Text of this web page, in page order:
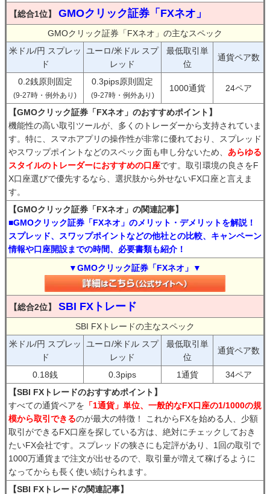
【総合1位】 GMOクリック証券「FXネオ」
GMOクリック証券「FXネオ」の主なスペック
米ドル/円 スプレッ
ド
ユーロ/米ドル スプ
レッド
最低取引単
位
通貨ペア数
0.2銭原則固定
(9-27時・例外あり)
0.3pips原則固定
(9-27時・例外あり)
1000通貨 24ペア
【GMOクリック証券「FXネオ」のおすすめポイント】
機能性の高い取引ツールが、多くのトレーダーから支持されていま
す。特に、スマホアプリの操作性が非常に優れており、スプレッド
やスワップポイントなどのスペック面も申し分ないため、 あらゆる
スタイルのトレーダーにおすすめの口座です。取引環境の良さをF
X口座選びで優先するなら、選択肢から外せないFX口座と言えま
す。
【GMOクリック証券「FXネオ」の関連記事】
■GMOクリック証券「FXネオ」のメリット・デメリットを解説！
スプレッド、スワップポイントなどの他社との比較、キャンペーン
情報や口座開設までの時間、必要書類も紹介！
▼GMOクリック証券「FXネオ」▼
【総合2位】 SBI FXトレード
SBI FXトレードの主なスペック
米ドル/円 スプレッ
ド
ユーロ/米ドル スプ
レッド
最低取引単
位
通貨ペア数
0.18銭 0.3pips 1通貨
34ペア
【SBI FXトレードのおすすめポイント】
すべての通貨ペアを 「1通貨」単位、一般的なFX口座の1/1000の規
模から取引できるのが最大の特徴！ これからFXを始める人、少額
取引ができるFX口座を探している方は、絶対にチェックしておき
たいFX会社です。スプレッドの狭さにも定評があり、1回の取引で
1000万通貨まで注文が出せるので、取引量が増えて稼げるように
なってからも長く使い続けられます。
【SBI FXトレードの関連記事】